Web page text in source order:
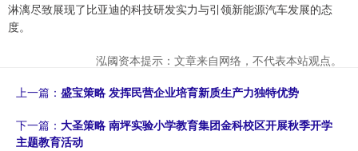
淋漓尽致展现了比亚迪的科技研发实力与引领新能源汽车发展的态
度。
泓阈资本提示：文章来自网络，不代表本站观点。
上一篇： 盛宝策略 发挥民营企业培育新质生产力独特优势
下一篇： 大圣策略 南坪实验小学教育集团金科校区开展秋季开学
主题教育活动